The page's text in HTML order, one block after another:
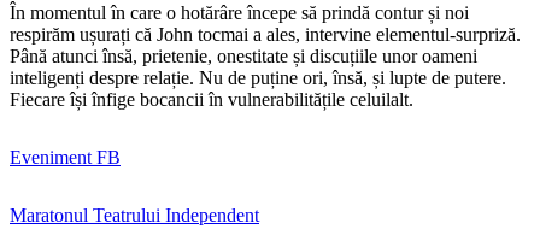
În momentul în care o hotărâre începe să prindă contur și noi
respirăm ușurați că John tocmai a ales, intervine elementul-surpriză.
Până atunci însă, prietenie, onestitate și discuțiile unor oameni
inteligenți despre relație. Nu de puține ori, însă, și lupte de putere.
Fiecare își înfige bocancii în vulnerabilitățile celuilalt.
Eveniment FB
Maratonul Teatrului Independent